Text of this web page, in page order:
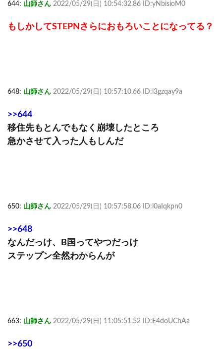
644: 山師さん 2022/05/29(日) 10:54:32.86 ID:yNbisioM0
もしかしてSTEPNさらにおもろいことになってる？
648: 山師さん 2022/05/29(日) 10:57:10.66 ID:l3gzqay9a
>>644
移住先もとんでもなく崩壊したところ
急かさせて入った人もしんだ
650: 山師さん 2022/05/29(日) 10:57:58.06 ID:l0aIqkpn0
>>648
なんだっけ、B国ってやつだっけ
ステップン全然わからんが
663: 山師さん 2022/05/29(日) 11:05:51.52 ID:E4doUChAa
>>650